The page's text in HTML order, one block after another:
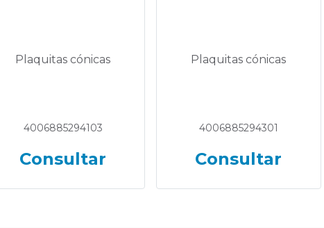
Plaquitas cónicas
4006885294103
Consultar
Plaquitas cónicas
4006885294301
Consultar